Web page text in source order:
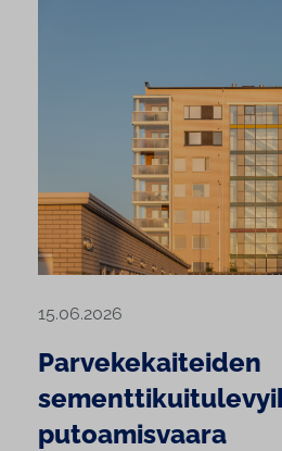
15.06.2026
Parvekekaiteiden
putoamisvaara